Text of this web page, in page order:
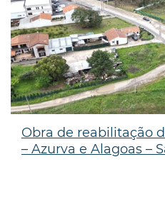
Obra de reabilitação
– Azurva e Alagoas –